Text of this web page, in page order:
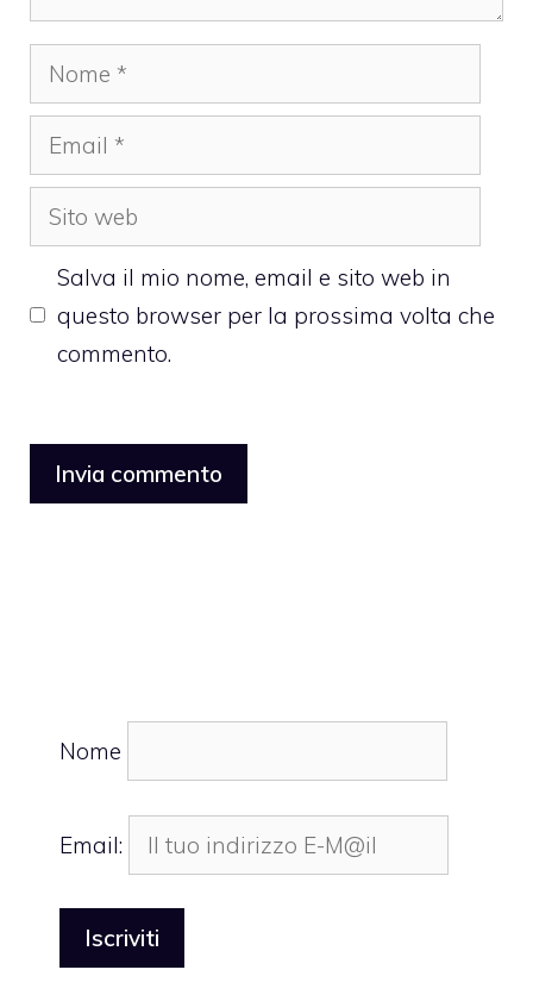
Nome
Email
Sito
web
Salva il mio nome, email e sito web in
questo browser per la prossima volta che
commento.
Nome
Email: